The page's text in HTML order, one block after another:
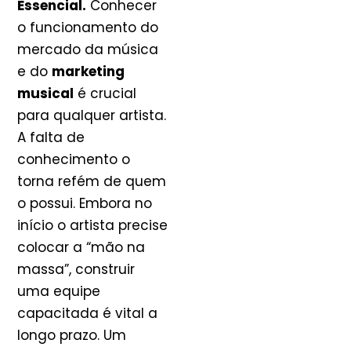
Essencial. Conhecer
o funcionamento do
mercado da música
e do marketing
musical é crucial
para qualquer artista.
A falta de
conhecimento o
torna refém de quem
o possui. Embora no
início o artista precise
colocar a “mão na
massa”, construir
uma equipe
capacitada é vital a
longo prazo. Um